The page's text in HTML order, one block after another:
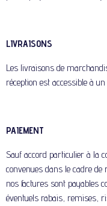
LIVRAISONS
Les livraisons de
réception est accessible à
PAIEMENT
Sauf accord particulier à la
convenues dans le cadre
nos factures sont payables
éventuels rabais, remises,